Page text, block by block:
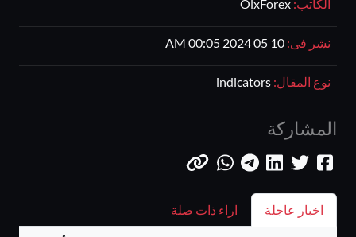
الكاتب:
نشر فى:
نوع المقال:
المشاركة
اخبار عاجلة اراء ذات صلة